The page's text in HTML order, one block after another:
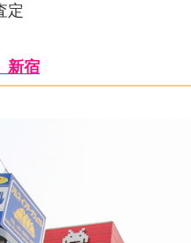
定
新宿